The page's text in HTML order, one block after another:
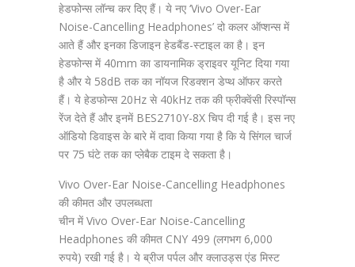
हेडफोन्स लॉन्च कर दिए हैं। ये नए ‘Vivo Over-Ear
Noise-Cancelling Headphones’ दो कलर ऑप्शन्स में
आते हैं और इनका डिजाइन हेडबैंड-स्टाइल का है। इन
हेडफोन्स में 40mm का डायनामिक ड्राइवर यूनिट दिया गया
है और ये 58dB तक का नॉयज रिडक्शन डेप्थ ऑफर करते
हैं। ये हेडफोन्स 20Hz से 40kHz तक की फ्रीक्वेंसी रिस्पॉन्स
रेंज देते हैं और इनमें BES2710Y-8X चिप दी गई है। इस नए
ऑडियो डिवाइस के बारे में दावा किया गया है कि ये सिंगल चार्ज
पर 75 घंटे तक का प्लेबैक टाइम दे सकता है।
Vivo Over-Ear Noise-Cancelling Headphones
की कीमत और उपलब्धता
चीन में Vivo Over-Ear Noise-Cancelling
Headphones की कीमत CNY 499 (लगभग 6,000
रुपये) रखी गई है। ये ब्रीज पर्पल और क्लाउड्स एंड मिस्ट